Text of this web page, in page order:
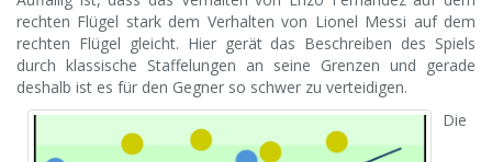
rechten Flügel stark dem Verhalten von Lionel Messi auf dem
rechten Flügel gleicht. Hier gerät das Beschreiben des Spiels
durch klassische Staffelungen an seine Grenzen und gerade
deshalb ist es für den Gegner so schwer zu verteidigen.
Die